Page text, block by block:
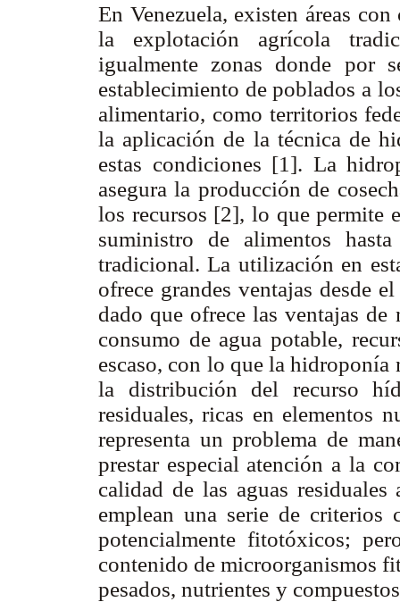
En Venezuela, existen áreas
la explotación agrícola
igualmente zonas donde por
establecimiento de poblados a
alimentario, como territorios
la aplicación de la técnica de
estas condiciones [1]. La
asegura la producción de
los recursos [2], lo que permite
suministro de alimentos
tradicional. La utilización en
ofrece grandes ventajas desde
dado que ofrece las ventajas de
consumo de agua potable,
escaso, con lo que la
la distribución del recurso
residuales, ricas en elementos
representa un problema de
prestar especial atención a la
calidad de las aguas
emplean una serie de criterios
potencialmente fitotóxicos;
contenido de microorganismos
pesados, nutrientes y